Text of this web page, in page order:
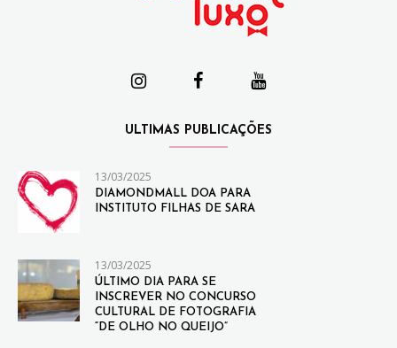
ULTIMAS PUBLICAÇÕES
13/03/2025
DIAMONDMALL DOA PARA
INSTITUTO FILHAS DE SARA
13/03/2025
ÚLTIMO DIA PARA SE
INSCREVER NO CONCURSO
CULTURAL DE FOTOGRAFIA
“DE OLHO NO QUEIJO”